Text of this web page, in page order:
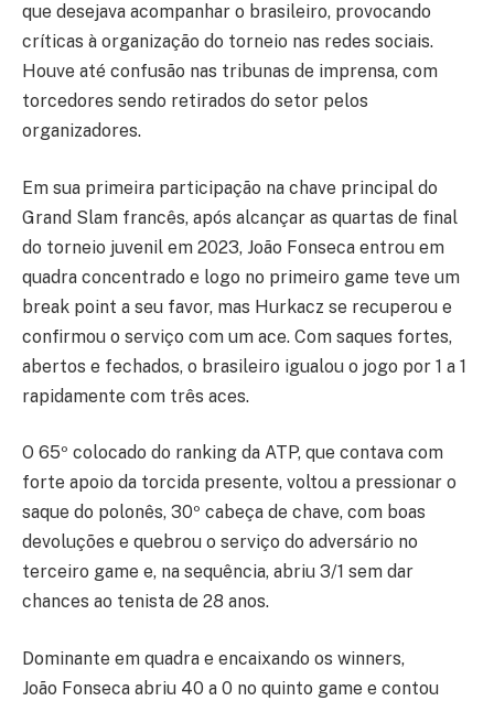
que desejava acompanhar o brasileiro, provocando
críticas à organização do torneio nas redes sociais.
Houve até confusão nas tribunas de imprensa, com
torcedores sendo retirados do setor pelos
organizadores.
Em sua primeira participação na chave principal do
Grand Slam francês, após alcançar as quartas de final
do torneio juvenil em 2023, João Fonseca entrou em
quadra concentrado e logo no primeiro game teve um
break point a seu favor, mas Hurkacz se recuperou e
confirmou o serviço com um ace. Com saques fortes,
abertos e fechados, o brasileiro igualou o jogo por 1 a 1
rapidamente com três aces.
O 65º colocado do ranking da ATP, que contava com
forte apoio da torcida presente, voltou a pressionar o
saque do polonês, 30º cabeça de chave, com boas
devoluções e quebrou o serviço do adversário no
terceiro game e, na sequência, abriu 3/1 sem dar
chances ao tenista de 28 anos.
Dominante em quadra e encaixando os winners,
João Fonseca abriu 40 a 0 no quinto game e contou